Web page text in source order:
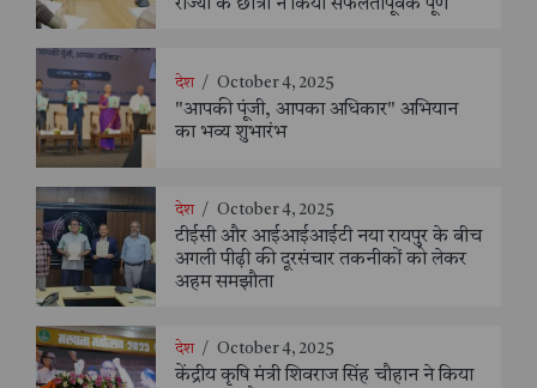
राज्यों के छात्रों ने किया सफलतापूर्वक पूर्ण
देश / October 4, 2025
"आपकी पूंजी, आपका अधिकार" अभियान
का भव्य शुभारंभ
देश / October 4, 2025
टीईसी और आईआईआईटी नया रायपुर के बीच
अगली पीढ़ी की दूरसंचार तकनीकों को लेकर
अहम समझौता
देश / October 4, 2025
केंद्रीय कृषि मंत्री शिवराज सिंह चौहान ने किया